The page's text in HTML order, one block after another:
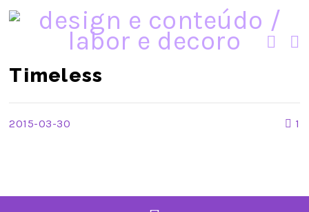
Timeless
2015-03-30 1